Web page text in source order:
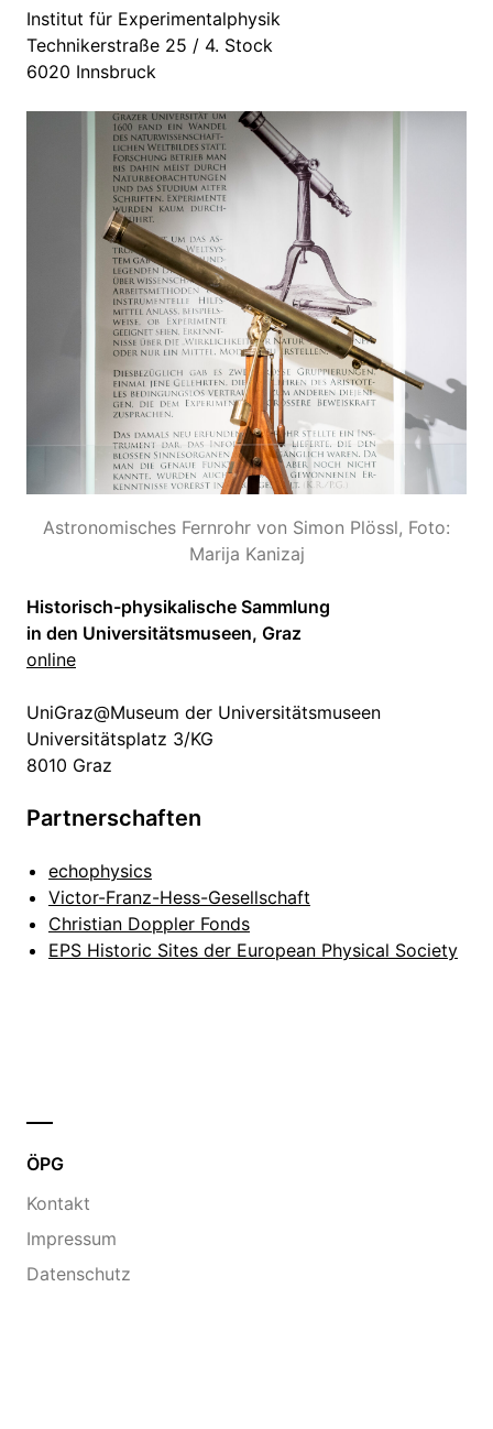
Institut für Experimentalphysik
Technikerstraße 25 / 4. Stock
6020 Innsbruck
Astronomisches Fernrohr von Simon Plössl, Foto:
Marija Kanizaj
Historisch-physikalische Sammlung
in den Universitätsmuseen, Graz
online
UniGraz@Museum der Universitätsmuseen
Universitätsplatz 3/KG
8010 Graz
Partnerschaften
echophysics
Victor-Franz-Hess-Gesellschaft
Christian Doppler Fonds
EPS Historic Sites der European Physical Society
ÖPG
Kontakt
Impressum
Datenschutz